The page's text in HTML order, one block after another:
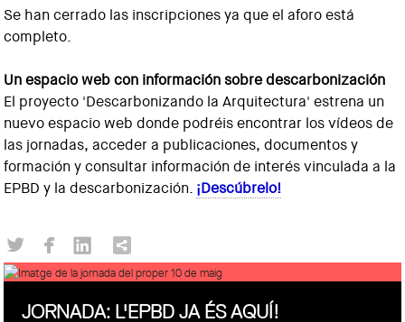
Se han cerrado las inscripciones ya que el aforo está
completo.
Un espacio web con información sobre descarbonización
El proyecto 'Descarbonizando la Arquitectura' estrena un
nuevo espacio web donde podréis encontrar los vídeos de
las jornadas, acceder a publicaciones, documentos y
formación y consultar información de interés vinculada a la
EPBD y la descarbonización. ¡Descúbrelo!
JORNADA: L'EPBD JA ÉS AQUÍ!